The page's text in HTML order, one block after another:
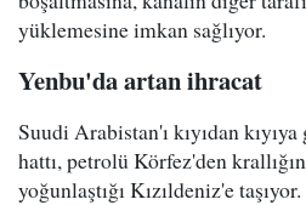
yüklemesine imkan sağlıyor.
Yenbu'da artan ihracat
Suudi Arabistan'ı kıyıdan
hattı, petrolü Körfez'den
yoğunlaştığı Kızıldeniz'e taşıyor.